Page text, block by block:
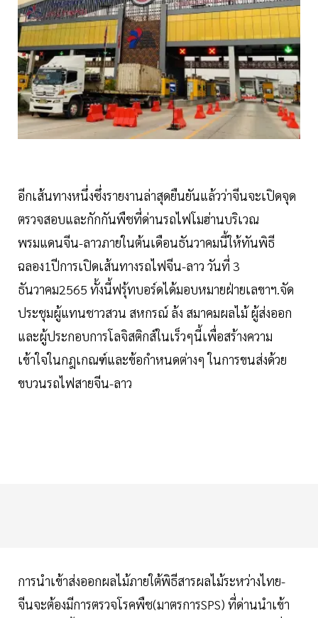
อีกเส้นทางหนึ่งซึ่งรายงานล่าสุดยืนยันแล้วว่าจีนจะเปิดจุด
ตรวจสอบและกักกันพืชที่ด่านรถไฟโมฮ่านบริเวณ
พรมแดนจีน-ลาวภายในต้นเดือนธันวาคมนี้ให้ทันพิธี
ฉลอง1ปีการเปิดเส้นทางรถไฟจีน-ลาว วันที่ 3
ธันวาคม2565 ทั้งนี้ฟรุ้ทบอร์ดได้มอบหมายฝ่ายเลขาฯ.จัด
ประชุมผู้แทนชาวสวน สหกรณ์ ล้ง สมาคมผลไม้ ผู้ส่งออก
และผู้ประกอบการโลจิสติกส์ในเร็วๆนี้เพื่อสร้างความ
เข้าใจในกฎเกณฑ์และข้อกำหนดต่างๆ ในการขนส่งด้วย
ขบวนรถไฟสายจีน-ลาว
การนำเข้าส่งออกผลไม้ภายใต้พิธีสารผลไม้ระหว่างไทย-
จีนจะต้องมีการตรวจโรคพืช(มาตรการSPS) ที่ด่านนำเข้า